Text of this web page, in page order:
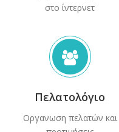
στο ίντερνετ
Πελατολόγιο
Οργανωση πελατών και